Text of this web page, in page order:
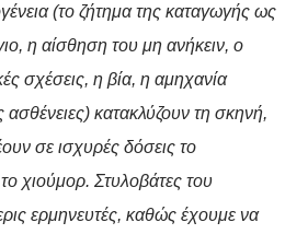
(το ζήτημα της καταγωγής ως
η αίσθηση του μη ανήκειν, ο
σχέσεις, η βία, η αμηχανία
κατακλύζουν τη σκηνή,
σε ισχυρές δόσεις το
χιούμορ. Στυλοβάτες του
ερμηνευτές, καθώς έχουμε να